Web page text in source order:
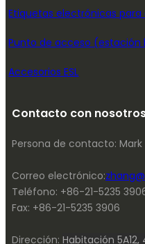
Etiquetas electrónicas
Punto de acceso (estación
Accesorios ESL
Contacto con
Persona de contacto: Mark
Correo electrónico:
Teléfono: +86-21-5235
Fax: +86-21-5235 3906
Dirección: Habitación 5A12,